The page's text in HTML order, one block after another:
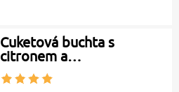
Cuketová buchta s
citronem a…